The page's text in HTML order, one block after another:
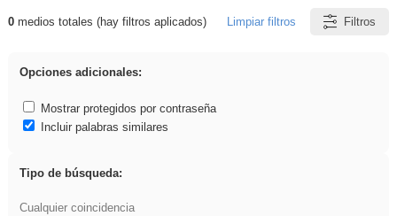
Resultados de: Oratoria
0medios totales (hay filtros aplicados) Limpiar filtros Filtros
Opciones adicionales:
Mostrar protegidos por contraseña
Incluir palabras similares
Tipo de búsqueda:
Cualquier coincidencia